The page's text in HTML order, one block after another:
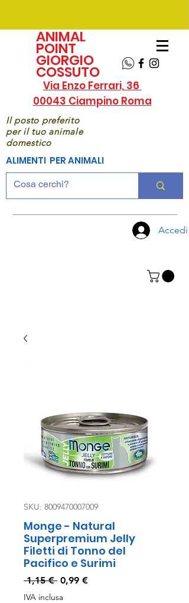
ANIMAL
POINT
GIORGIO
COSSUTO
Via Enzo Ferrari, 36
00043 Ciampino Roma
Il posto preferito
per il tuo animale
domestico
ALIMENTI PER ANIMALI
Accedi
SKU: 8009470007009
Monge - Natural
Superpremium Jelly
Filetti di Tonno del
Pacifico e Surimi
1,15 € Prezzo
0,99 €Prezzo
IVA inclusa